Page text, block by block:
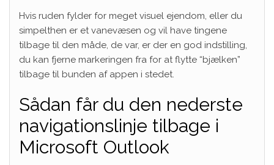
Hvis ruden fylder for meget visuel ejendom, eller du
simpelthen er et vanevæsen og vil have tingene
tilbage til den måde, de var, er der en god indstilling,
du kan fjerne markeringen fra for at flytte “bjælken”
tilbage til bunden af ​​appen i stedet.
Sådan får du den nederste
navigationslinje tilbage i
Microsoft Outlook